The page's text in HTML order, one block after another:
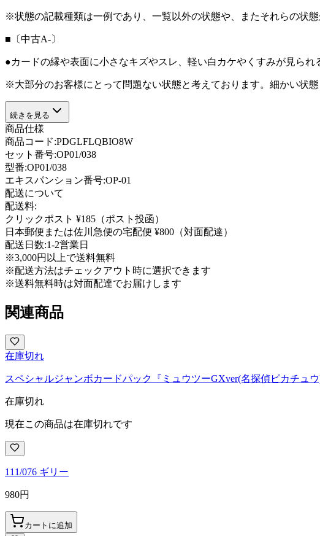
※状態の記載種類は一例であり、一覧以外の状態や、またそれらの状態
■〔中古A-〕
●カードの縁や表面に小さなキズやスレ、軽い白カケやくすみが見られ
※大部分のお客様にとって問題ない状態と考えております。細かい状
続きを見る
商品仕様
商品コード:PDGLFLQBIO8W
セット番号:OP01/038
型番:OP01/038
エキスパンション番号:OP-01
配送について
配送料:
クリックポスト ¥185（ポスト投函）
日本郵便または佐川急便の宅配便 ¥800（対面配達）
配送日数:1-2営業日
※3,000円以上で送料無料
※配送方法はチェックアウト時に選択できます
※送料無料時は対面配達でお届けします
関連商品
在庫切れ
スペシャルジャンボカードパック『ミュウツーGXver(名探偵ピカチュ
在庫切れ
現在この商品は在庫切れです
111/076 ギリー
980円
カートに追加